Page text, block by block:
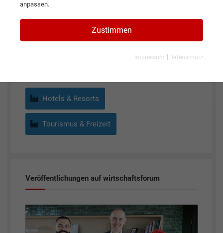
Novum Hospitality GmbH
Hotels & Resorts
Tourismus & Freizeit
Veröffentlichungen auf wirtschaftsforum
anpassen.
Zustimmen
Impressum | Datenschutz